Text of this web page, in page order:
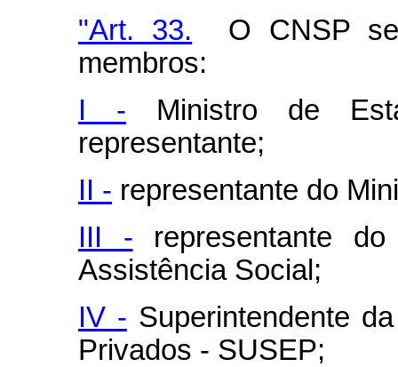
"Art. 33. O CNSP
membros:
I - Ministro de
representante;
II - representante do
III - representante
Assistência Social;
IV - Superintendente
Privados - SUSEP;